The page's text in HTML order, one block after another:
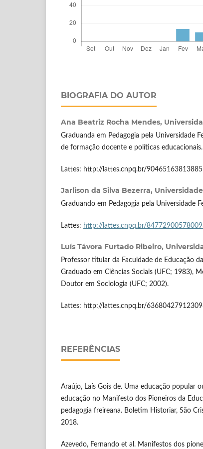
BIOGRAFIA DO AUTOR
Ana Beatriz Rocha Mendes,
Graduanda em Pedagogia pela Universidade
de formação docente e políticas educacionais.
Lattes: http://lattes.cnpq.br/
Jarlison da Silva Bezerra,
Graduando em Pedagogia pela Universidade
Lattes: http://lattes.cnpq.br/
Luís Távora Furtado Ribeiro,
Professor titular da Faculdade de Educação
Graduado em Ciências Sociais (UFC; 1983),
Doutor em Sociologia (UFC; 2002).
Lattes: http://lattes.cnpq.br/
REFERÊNCIAS
Araújo, Laís Gois de. Uma educação popular
educação no Manifesto dos Pioneiros da
pedagogia freireana. Boletim Historiar, São
2018.
Azevedo, Fernando et al. Manifestos dos